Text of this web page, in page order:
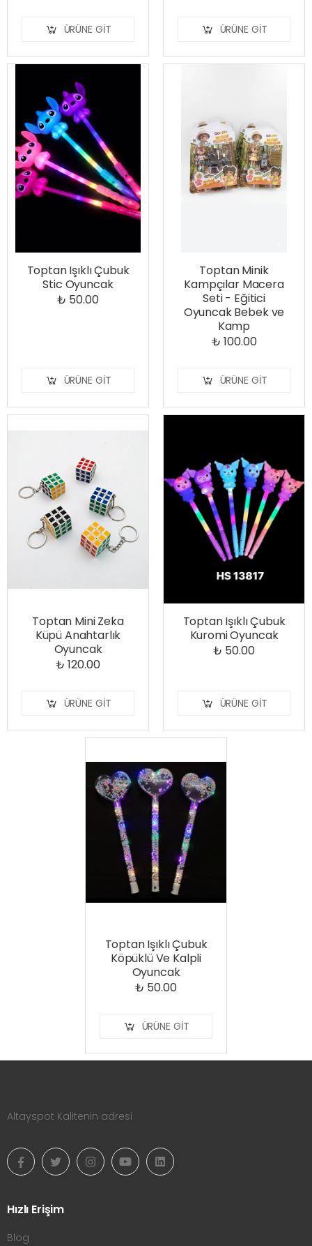
ÜRÜNE GIT ÜRÜNE GIT
Toptan Işıklı Çubuk
Stic Oyuncak
₺ 50.00
ÜRÜNE GIT
Toptan Minik
Kampçılar Macera
Seti - Eğitici
Oyuncak Bebek ve
Kamp
₺ 100.00
ÜRÜNE GIT
Toptan Mini Zeka
Küpü Anahtarlık
Oyuncak
₺ 120.00
ÜRÜNE GIT
Toptan Işıklı Çubuk
Kuromi Oyuncak
₺ 50.00
ÜRÜNE GIT
Toptan Işıklı Çubuk
Köpüklü Ve Kalpli
Oyuncak
₺ 50.00
ÜRÜNE GIT
Altayspot Kalitenin adresi
Hızlı Erişim
Blog